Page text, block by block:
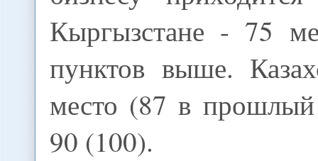
Кыргызстане - 75
пунктов выше.
место (87 в
90 (100).